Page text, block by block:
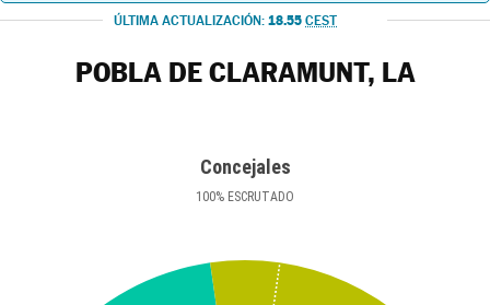
ÚLTIMA ACTUALIZACIÓN: 18.55 CEST
POBLA DE CLARAMUNT, LA
Concejales
100% ESCRUTADO